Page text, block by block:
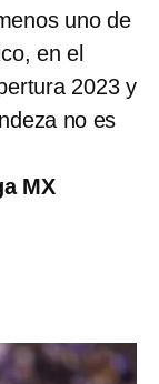
uno de
en el
2023 y
no es
MX